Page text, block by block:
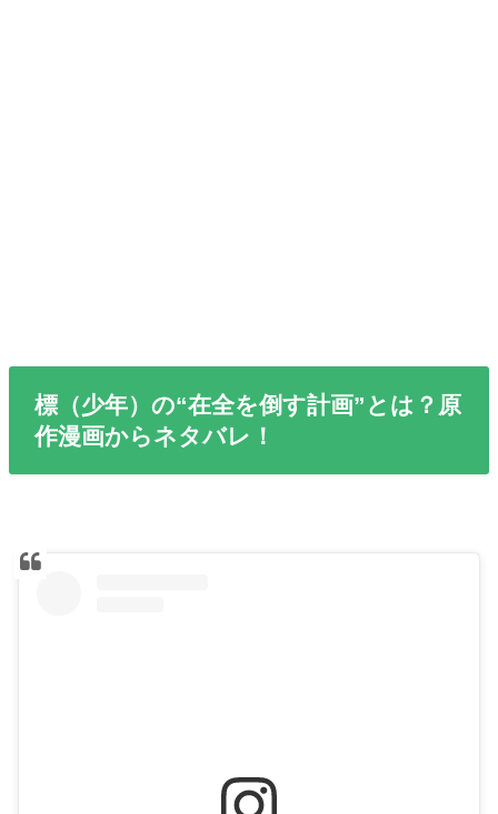
標（少年）の“在全を倒す計画”とは？原
作漫画からネタバレ！